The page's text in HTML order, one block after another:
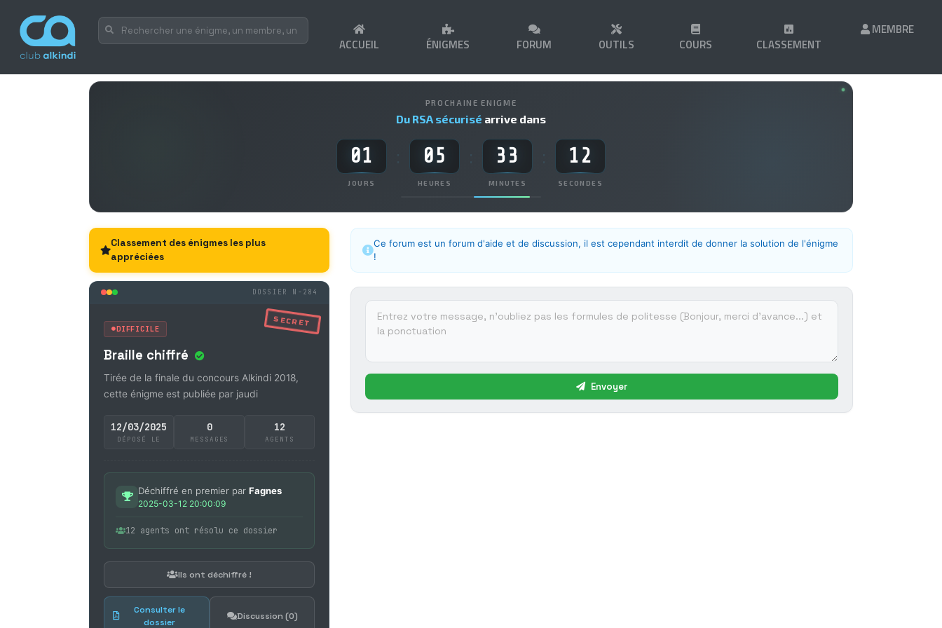
ACCUEIL ÉNIGMES FORUM OUTILS COURS CLASSEMENT
MEMBRE
PROCHAINE ENIGME
Du RSA sécurisé arrive dans
01
JOURS
05
HEURES
33
MINUTES
12
SECONDES
Classement des énigmes les plus
appréciées
DOSSIER N-284
SECRET
DIFFICILE
Braille chiffré
Tirée de la finale du concours Alkindi 2018,
cette énigme est publiée par jaudi
12/03/2025
DÉPOSÉ LE
0
MESSAGES
12
AGENTS
Déchiffré en premier par Fagnes
2025-03-12 20:00:09
12 agents ont résolu ce dossier
Ils ont déchiffré !
Consulter le
dossier
Discussion (0)
Ce forum est un forum d'aide et de discussion, il est cependant interdit de donner la solution de l'énigme
!
Envoyer